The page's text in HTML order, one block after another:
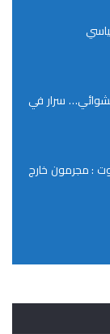
سرار في
: مجرمون خارج